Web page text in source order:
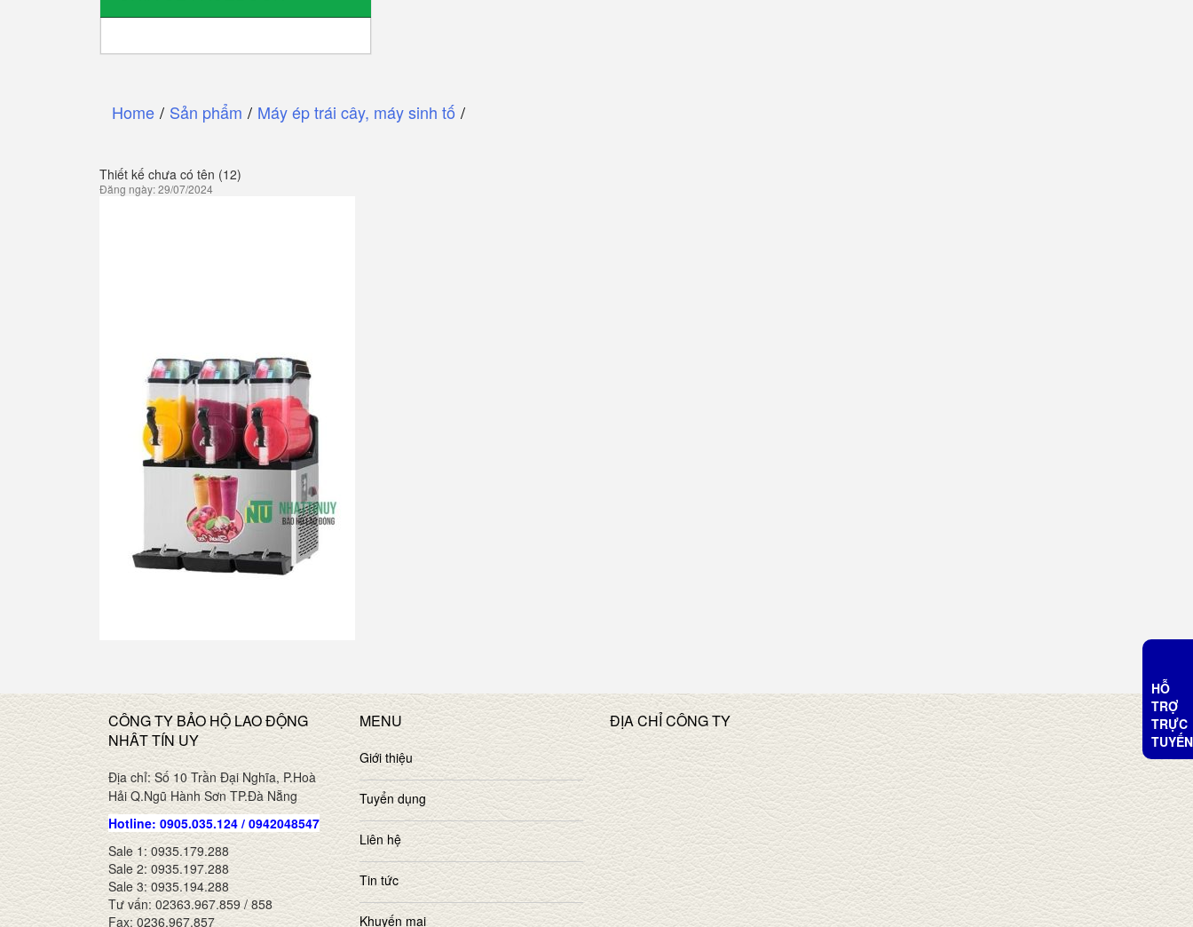
Home / Sản phẩm / Máy ép trái cây, máy sinh tố /
Thiết kế chưa có tên (12)
Đăng ngày: 29/07/2024
CÔNG TY BẢO HỘ LAO ĐỘNG
NHÂT TÍN UY
Địa chỉ: Số 10 Trần Đại Nghĩa, P.Hoà
Hải Q.Ngũ Hành Sơn TP.Đà Nẵng
Hotline: 0905.035.124 / 0942048547
Sale 1: 0935.179.288
Sale 2: 0935.197.288
Sale 3: 0935.194.288
Tư vấn: 02363.967.859 / 858
Fax: 0236.967.857
MENU
Giới thiệu
Tuyển dụng
Liên hệ
Tin tức
Khuyến mại
ĐỊA CHỈ CÔNG TY
HỖ
TRỢ
TRỰC
TUYẾN